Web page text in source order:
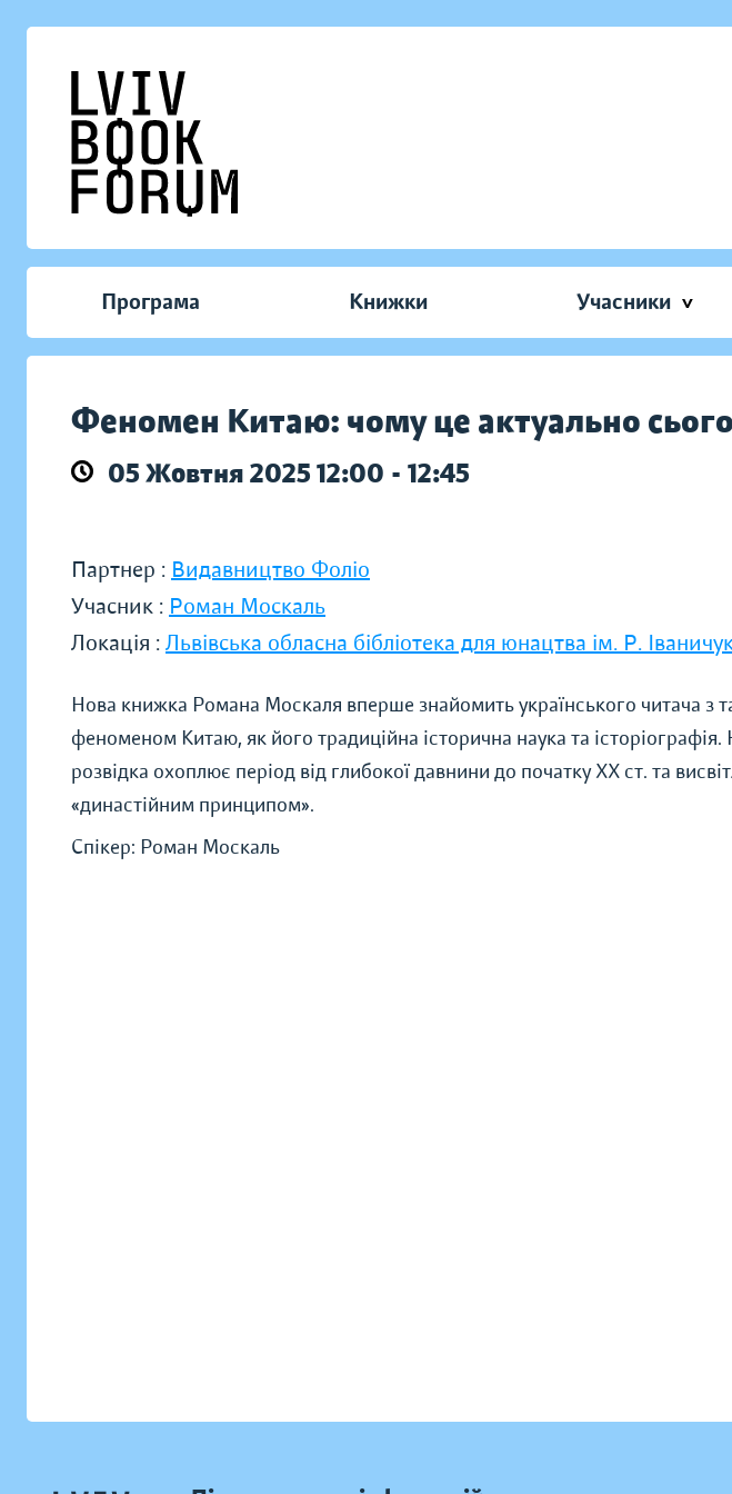
Програма Книжки Учасники
Феномен Китаю: чому це актуально
05 Жовтня 2025 12:00 - 12:45
Партнер : Видавництво Фоліо
Учасник : Роман Москаль
Локація : Львівська обласна бібліотека для юнацтва ім. Р.
Нова книжка Романа Москаля вперше знайомить українського читача з
феноменом Китаю, як його традиційна історична наука та
розвідка охоплює період від глибокої давнини до початку XX ст. та
«династійним принципом».
Спікер: Роман Москаль